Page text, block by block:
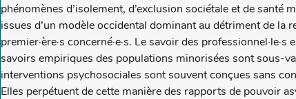
phénomènes d’isolement, d’exclusion sociétale et de
issues d’un modèle occidental dominant au détriment de la
premier·ère·s concerné·e·s. Le savoir des
savoirs empiriques des populations minorisées sont sous-
interventions psychosociales sont souvent conçues sans
Elles perpétuent de cette manière des rapports de pouvoir